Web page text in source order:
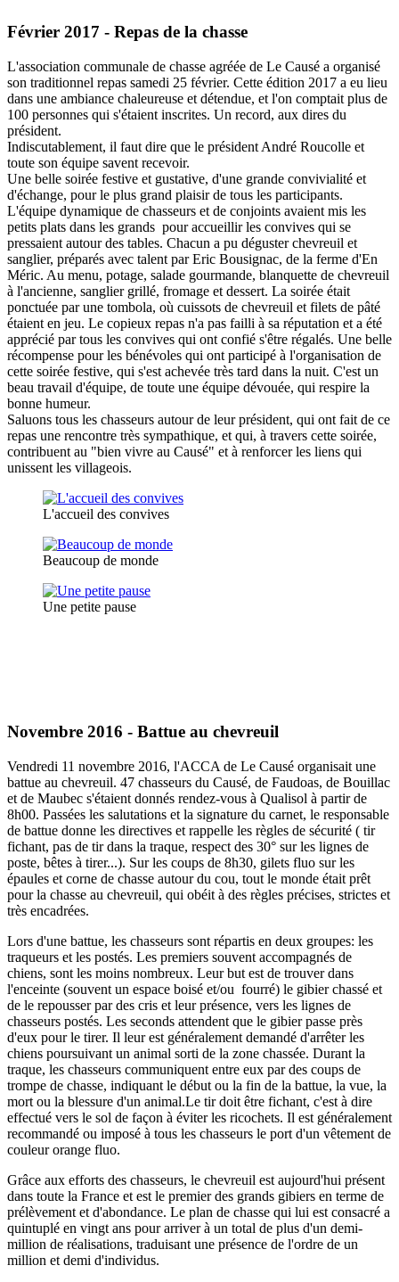
Février 2017 - Repas de la chasse
L'association communale de chasse agréée de Le Causé a organisé
son traditionnel repas samedi 25 février. Cette édition 2017 a eu lieu
dans une ambiance chaleureuse et détendue, et l'on comptait plus de
100 personnes qui s'étaient inscrites. Un record, aux dires du
président.
Indiscutablement, il faut dire que le président André Roucolle et
toute son équipe savent recevoir.
Une belle soirée festive et gustative, d'une grande convivialité et
d'échange, pour le plus grand plaisir de tous les participants.
L'équipe dynamique de chasseurs et de conjoints avaient mis les
petits plats dans les grands pour accueillir les convives qui se
pressaient autour des tables. Chacun a pu déguster chevreuil et
sanglier, préparés avec talent par Eric Bousignac, de la ferme d'En
Méric. Au menu, potage, salade gourmande, blanquette de chevreuil
à l'ancienne, sanglier grillé, fromage et dessert. La soirée était
ponctuée par une tombola, où cuissots de chevreuil et filets de pâté
étaient en jeu. Le copieux repas n'a pas failli à sa réputation et a été
apprécié par tous les convives qui ont confié s'être régalés. Une belle
récompense pour les bénévoles qui ont participé à l'organisation de
cette soirée festive, qui s'est achevée très tard dans la nuit. C'est un
beau travail d'équipe, de toute une équipe dévouée, qui respire la
bonne humeur.
Saluons tous les chasseurs autour de leur président, qui ont fait de ce
repas une rencontre très sympathique, et qui, à travers cette soirée,
contribuent au "bien vivre au Causé" et à renforcer les liens qui
unissent les villageois.
L'accueil des convives
Beaucoup de monde
Une petite pause
Novembre 2016 - Battue au chevreuil
Vendredi 11 novembre 2016, l'ACCA de Le Causé organisait une
battue au chevreuil. 47 chasseurs du Causé, de Faudoas, de Bouillac
et de Maubec s'étaient donnés rendez-vous à Qualisol à partir de
8h00. Passées les salutations et la signature du carnet, le responsable
de battue donne les directives et rappelle les règles de sécurité ( tir
fichant, pas de tir dans la traque, respect des 30° sur les lignes de
poste, bêtes à tirer...). Sur les coups de 8h30, gilets fluo sur les
épaules et corne de chasse autour du cou, tout le monde était prêt
pour la chasse au chevreuil, qui obéit à des règles précises, strictes et
très encadrées.
Lors d'une battue, les chasseurs sont répartis en deux groupes: les
traqueurs et les postés. Les premiers souvent accompagnés de
chiens, sont les moins nombreux. Leur but est de trouver dans
l'enceinte (souvent un espace boisé et/ou fourré) le gibier chassé et
de le repousser par des cris et leur présence, vers les lignes de
chasseurs postés. Les seconds attendent que le gibier passe près
d'eux pour le tirer. Il leur est généralement demandé d'arrêter les
chiens poursuivant un animal sorti de la zone chassée. Durant la
traque, les chasseurs communiquent entre eux par des coups de
trompe de chasse, indiquant le début ou la fin de la battue, la vue, la
mort ou la blessure d'un animal.Le tir doit être fichant, c'est à dire
effectué vers le sol de façon à éviter les ricochets. Il est généralement
recommandé ou imposé à tous les chasseurs le port d'un vêtement de
couleur orange fluo.
Grâce aux efforts des chasseurs, le chevreuil est aujourd'hui présent
dans toute la France et est le premier des grands gibiers en terme de
prélèvement et d'abondance. Le plan de chasse qui lui est consacré a
quintuplé en vingt ans pour arriver à un total de plus d'un demi-
million de réalisations, traduisant une présence de l'ordre de un
million et demi d'individus.